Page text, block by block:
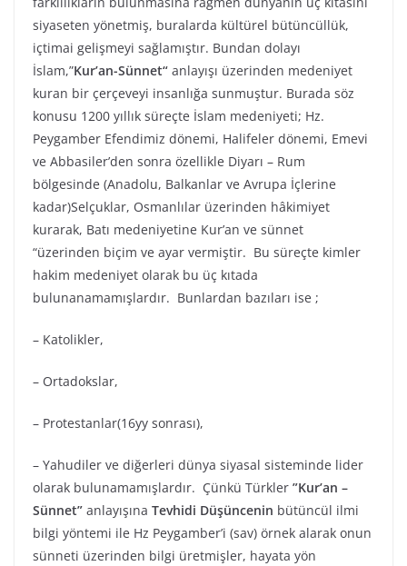
siyaseten yönetmiş, buralarda kültürel bütüncüllük,
içtimai gelişmeyi sağlamıştır. Bundan dolayı
İslam,”Kur’an-Sünnet“ anlayışı üzerinden medeniyet
kuran bir çerçeveyi insanlığa sunmuştur. Burada söz
konusu 1200 yıllık süreçte İslam medeniyeti; Hz.
Peygamber Efendimiz dönemi, Halifeler dönemi, Emevi
ve Abbasiler’den sonra özellikle Diyarı – Rum
bölgesinde (Anadolu, Balkanlar ve Avrupa İçlerine
kadar)Selçuklar, Osmanlılar üzerinden hâkimiyet
kurarak, Batı medeniyetine Kur’an ve sünnet
“üzerinden biçim ve ayar vermiştir. Bu süreçte kimler
hakim medeniyet olarak bu üç kıtada
bulunanamamışlardır. Bunlardan bazıları ise ;
– Katolikler,
– Ortadokslar,
– Protestanlar(16yy sonrası),
– Yahudiler ve diğerleri dünya siyasal sisteminde lider
olarak bulunamamışlardır. Çünkü Türkler ”Kur’an –
Sünnet” anlayışına Tevhidi Düşüncenin bütüncül ilmi
bilgi yöntemi ile Hz Peygamber’i (sav) örnek alarak onun
sünneti üzerinden bilgi üretmişler, hayata yön